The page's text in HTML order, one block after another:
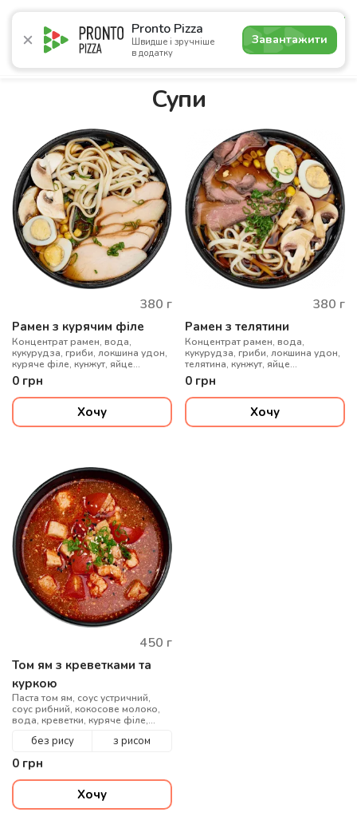
Pronto Pizza
Швидше і зручніше
в додатку
Завантажити
5.0
Акції Піца Суші Сети Напої Пасти
Супи
380 г
Рамен з курячим філе
Концентрат рамен, вода,
кукурудза, гриби, локшина удон,
куряче філе, кунжут, яйце
перепелине, цибуля зелена
0 грн
Хочу
380 г
Рамен з телятини
Концентрат рамен, вода,
кукурудза, гриби, локшина удон,
телятина, кунжут, яйце
перепелине, цибуля зелена
0 грн
Хочу
450 г
Том ям з креветками та
куркою
Паста том ям, соус устричний,
соус рибний, кокосове молоко,
вода, креветки, куряче філе,
зеленабез рису з рисом
0 грн
Хочу